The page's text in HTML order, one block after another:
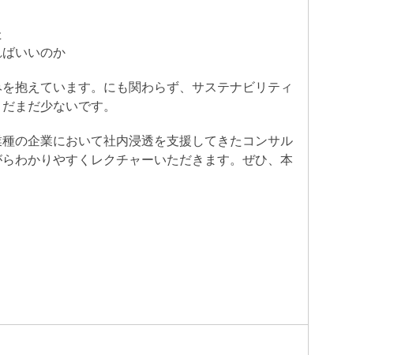
いいのか
抱えています。にも関わらず、サステナビリティ
まだ少ないです。
の企業において社内浸透を支援してきたコンサル
わかりやすくレクチャーいただきます。ぜひ、本